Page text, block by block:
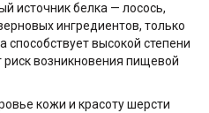
источник белка — лосось,
ингредиентов, только
высокой степени
возникновения пищевой
кожи и красоту шерсти